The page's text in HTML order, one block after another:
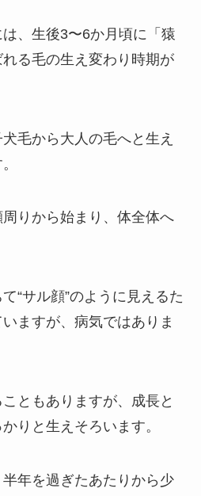
、生後3〜6か月頃に「猿
る毛の生え変わり時期が
毛から大人の毛へと生え
りから始まり、体全体へ
“サル顔”のように見えるた
ますが、病気ではありま
ともありますが、成長と
りと生えそろいます。
年を過ぎたあたりから少